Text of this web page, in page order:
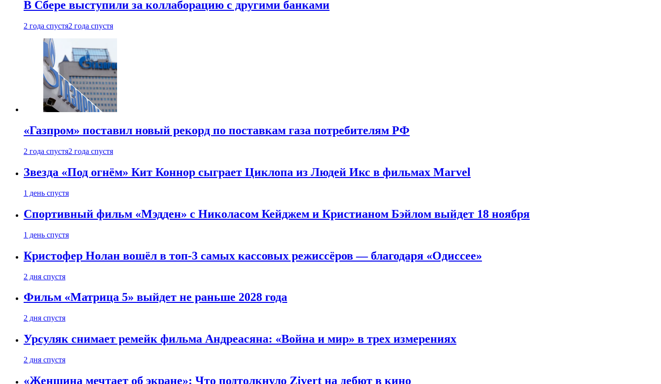
В Сбере выступили за коллаборацию с другими банками
2 года спустя2 года спустя
«Газпром» поставил новый рекорд по поставкам газа потребителям РФ
2 года спустя2 года спустя
Звезда «Под огнём» Кит Коннор сыграет Циклопа из Людей Икс в фильмах Marvel
1 день спустя
Спортивный фильм «Мэдден» с Николасом Кейджем и Кристианом Бэйлом выйдет 18 ноября
1 день спустя
Кристофер Нолан вошёл в топ-3 самых кассовых режиссёров — благодаря «Одиссее»
2 дня спустя
Фильм «Матрица 5» выйдет не раньше 2028 года
2 дня спустя
Урсуляк снимает ремейк фильма Андреасяна: «Война и мир» в трех измерениях
2 дня спустя
«Женщина мечтает об экране»: Что подтолкнуло Zivert на дебют в кино